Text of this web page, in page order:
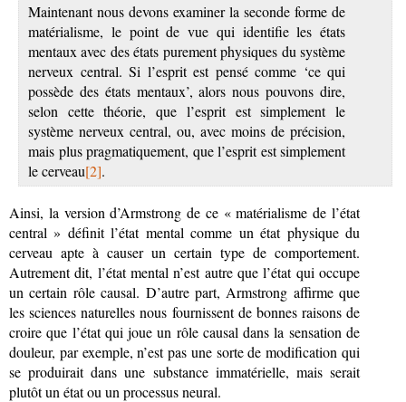
Maintenant nous devons examiner la seconde forme de
matérialisme, le point de vue qui identifie les états
mentaux avec des états purement physiques du système
nerveux central. Si l’esprit est pensé comme ‘ce qui
possède des états mentaux’, alors nous pouvons dire,
selon cette théorie, que l’esprit est simplement le
système nerveux central, ou, avec moins de précision,
mais plus pragmatiquement, que l’esprit est simplement
le cerveau[2].
Ainsi, la version d’Armstrong de ce « matérialisme de l’état
central » définit l’état mental comme un état physique du
cerveau apte à causer un certain type de comportement.
Autrement dit, l’état mental n’est autre que l’état qui occupe
un certain rôle causal. D’autre part, Armstrong affirme que
les sciences naturelles nous fournissent de bonnes raisons de
croire que l’état qui joue un rôle causal dans la sensation de
douleur, par exemple, n’est pas une sorte de modification qui
se produirait dans une substance immatérielle, mais serait
plutôt un état ou un processus neural.